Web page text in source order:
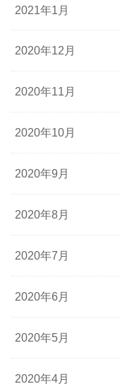
2021年1月
2020年12月
2020年11月
2020年10月
2020年9月
2020年8月
2020年7月
2020年6月
2020年5月
2020年4月